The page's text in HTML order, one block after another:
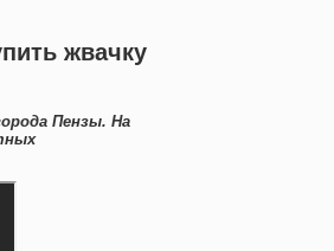
жвачку
Пензы. На